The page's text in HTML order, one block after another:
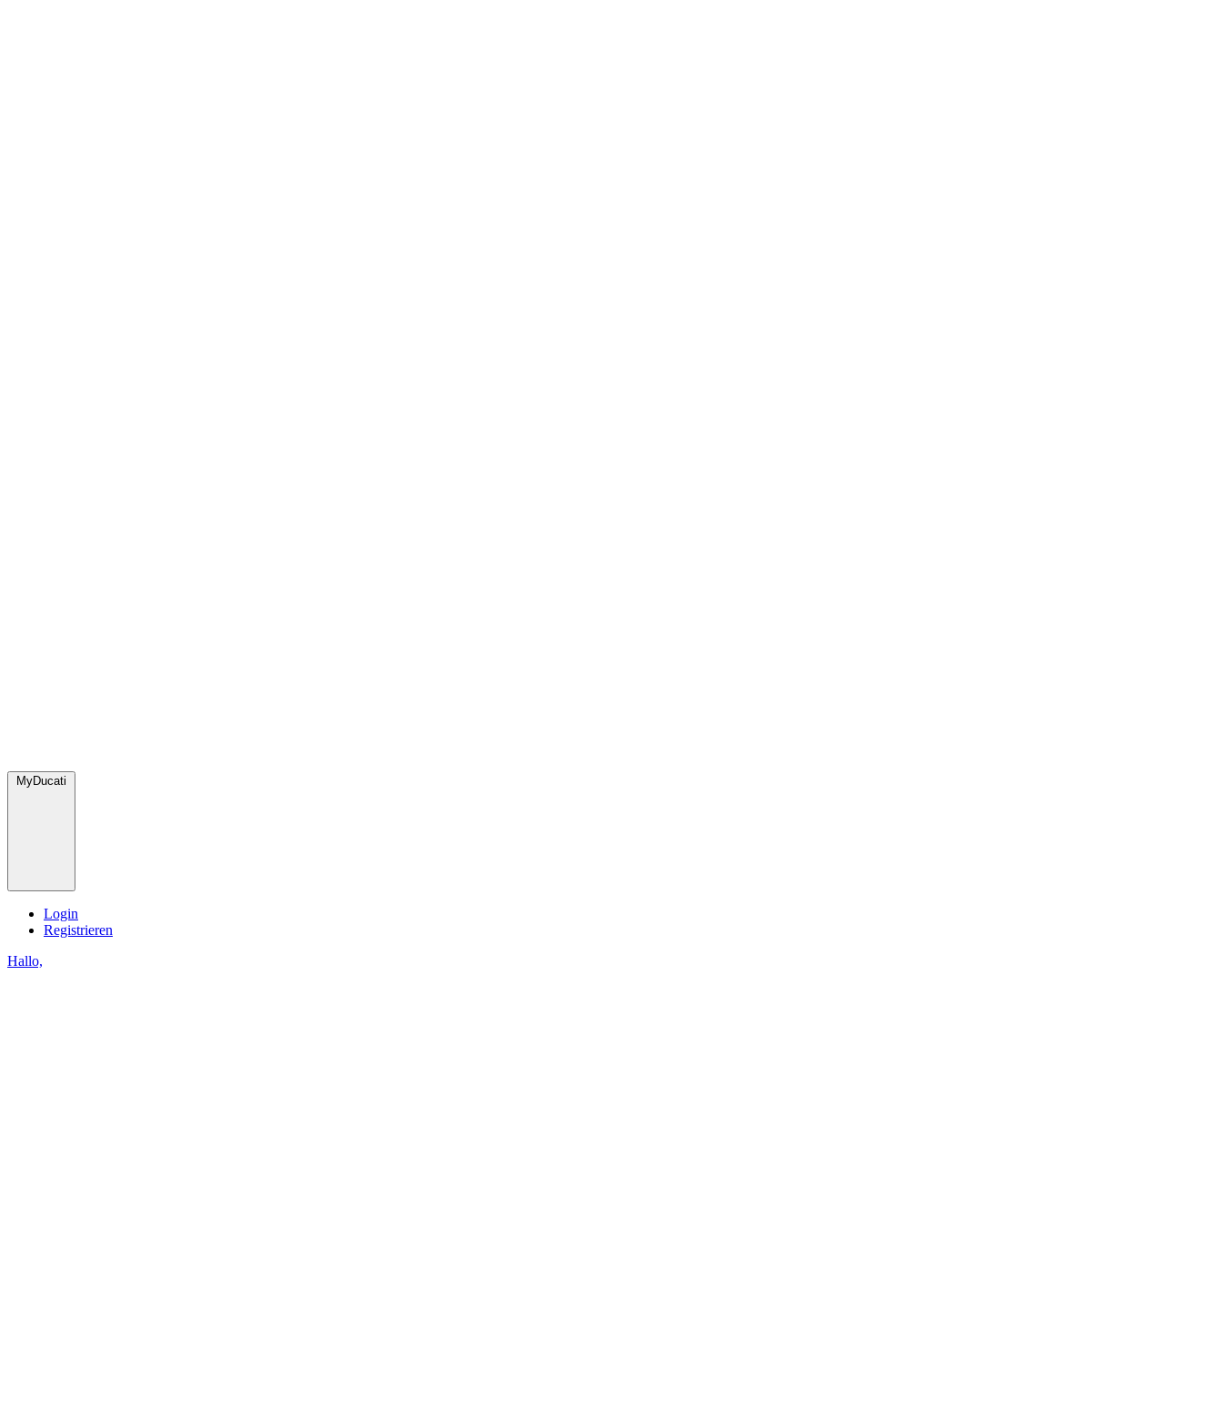
MyDucati
Login
Registrieren
Hallo,